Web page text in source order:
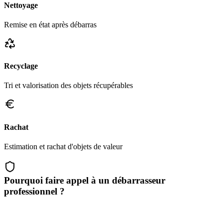
Nettoyage
Remise en état après débarras
Recyclage
Tri et valorisation des objets récupérables
Rachat
Estimation et rachat d'objets de valeur
Pourquoi faire appel à un débarrasseur
professionnel ?